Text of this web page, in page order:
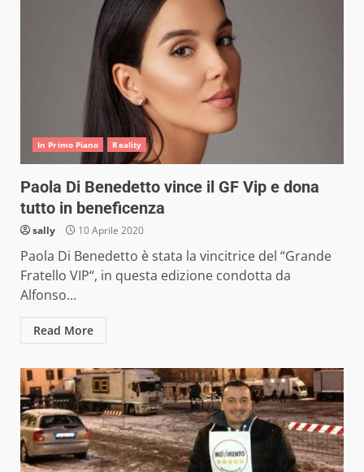
In Primo Piano Reality
Paola Di Benedetto vince il GF Vip e dona
tutto in beneficenza
sally 10 Aprile 2020
Paola Di Benedetto è stata la vincitrice del “Grande
Fratello VIP“, in questa edizione condotta da
Alfonso...
Read More